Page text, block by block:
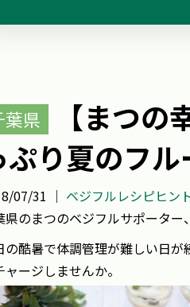
葉県
【まつ
ぷり夏のフル
07/31 ｜ ベジフルレシピヒン
県のまつのベジフルサポータ
の酷暑で体調管理が難しい日
ャージしませんか。